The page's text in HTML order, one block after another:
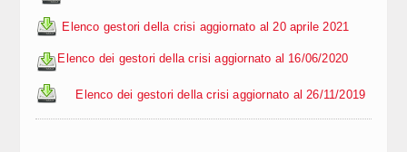
Elenco gestori della crisi aggiornato al 20 aprile 2021
Elenco dei gestori della crisi aggiornato al 16/06/2020
Elenco dei gestori della crisi aggiornato al 26/11/2019